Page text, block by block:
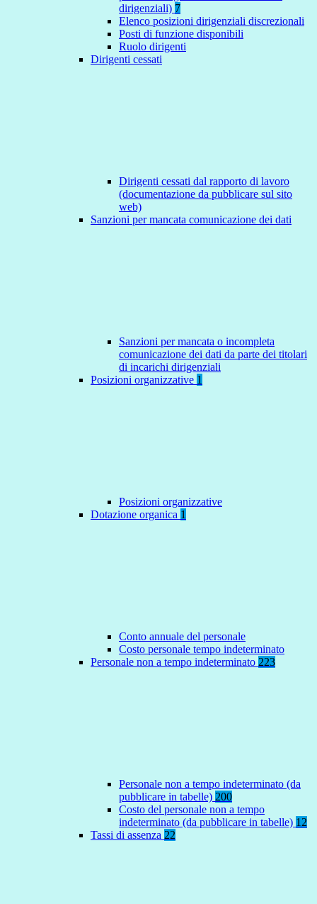
dirigenziali) 7
Elenco posizioni dirigenziali discrezionali
Posti di funzione disponibili
Ruolo dirigenti
Dirigenti cessati
Dirigenti cessati dal rapporto di lavoro
(documentazione da pubblicare sul sito
web)
Sanzioni per mancata comunicazione dei dati
Sanzioni per mancata o incompleta
comunicazione dei dati da parte dei titolari
di incarichi dirigenziali
Posizioni organizzative 1
Posizioni organizzative
Dotazione organica 1
Conto annuale del personale
Costo personale tempo indeterminato
Personale non a tempo indeterminato 223
Personale non a tempo indeterminato (da
pubblicare in tabelle) 200
Costo del personale non a tempo
indeterminato (da pubblicare in tabelle) 12
Tassi di assenza 22